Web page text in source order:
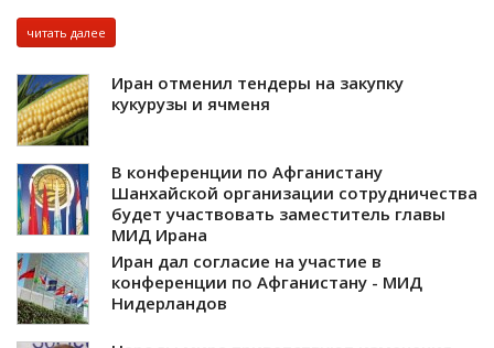
читать далее
Иран отменил тендеры на закупку
кукурузы и ячменя
В конференции по Афганистану
Шанхайской организации сотрудничества
будет участвовать заместитель главы
МИД Ирана
Иран дал согласие на участие в
конференции по Афганистану - МИД
Нидерландов